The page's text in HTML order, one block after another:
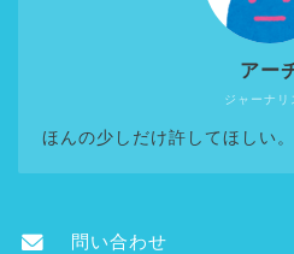
ジャーナリ
アー
ほんの少しだけ許してほしい。
問い合わせ